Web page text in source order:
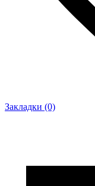
Закладки (0)